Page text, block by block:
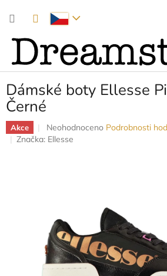
Dámské boty Ellesse
Černé
Akce
Průměrné
hodnocení
Neohodnoceno Podrobnosti
Značka: Ellesse